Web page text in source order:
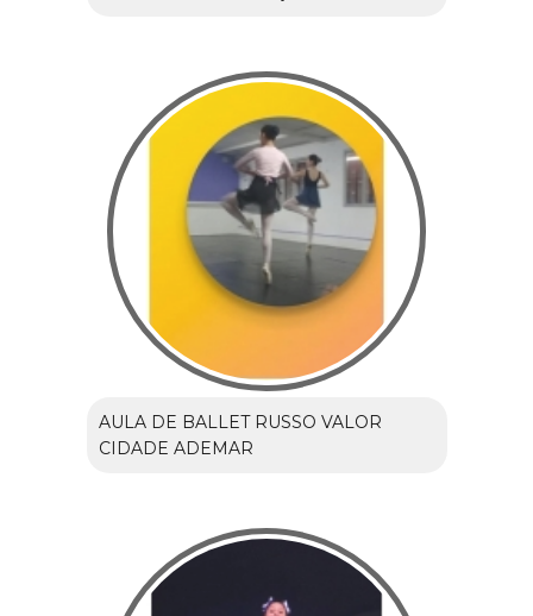
AULA DE BALLET RUSSO VALOR
CIDADE ADEMAR